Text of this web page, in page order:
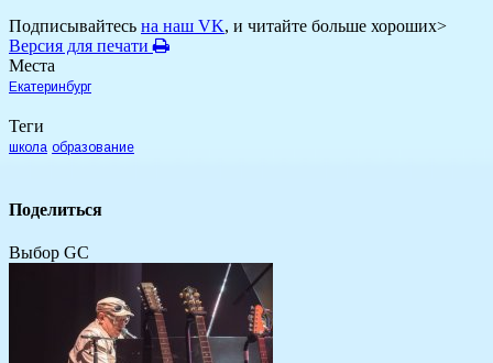
Подписывайтесь на наш VK, и читайте больше хороших>
Версия для печати
Места
Екатеринбург
Теги
школа образование
Поделиться
Выбор GC